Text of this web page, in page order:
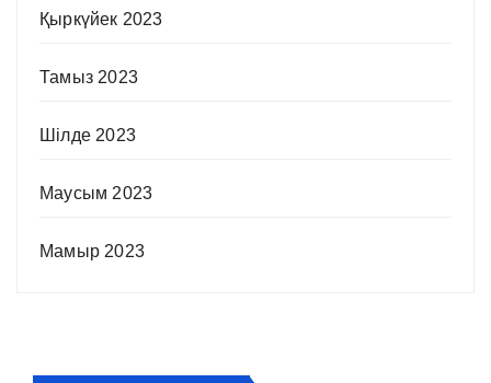
Қыркүйек 2023
Тамыз 2023
Шілде 2023
Маусым 2023
Мамыр 2023